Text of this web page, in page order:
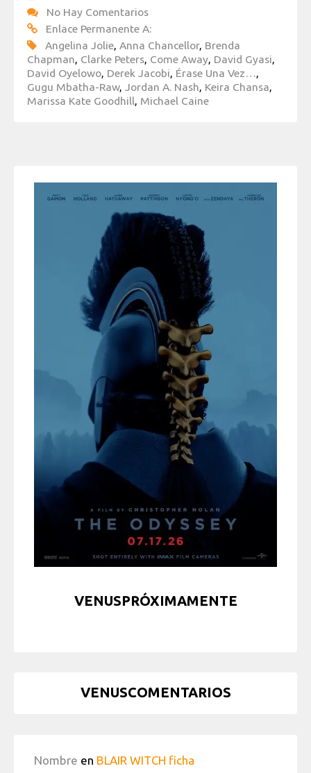
No Hay Comentarios
Enlace Permanente A:
Angelina Jolie, Anna Chancellor, Brenda
Chapman, Clarke Peters, Come Away, David Gyasi,
David Oyelowo, Derek Jacobi, Érase Una Vez…,
Gugu Mbatha-Raw, Jordan A. Nash, Keira Chansa,
Marissa Kate Goodhill, Michael Caine
VENUSPRÓXIMAMENTE
VENUSCOMENTARIOS
Nombre en BLAIR WITCH ficha